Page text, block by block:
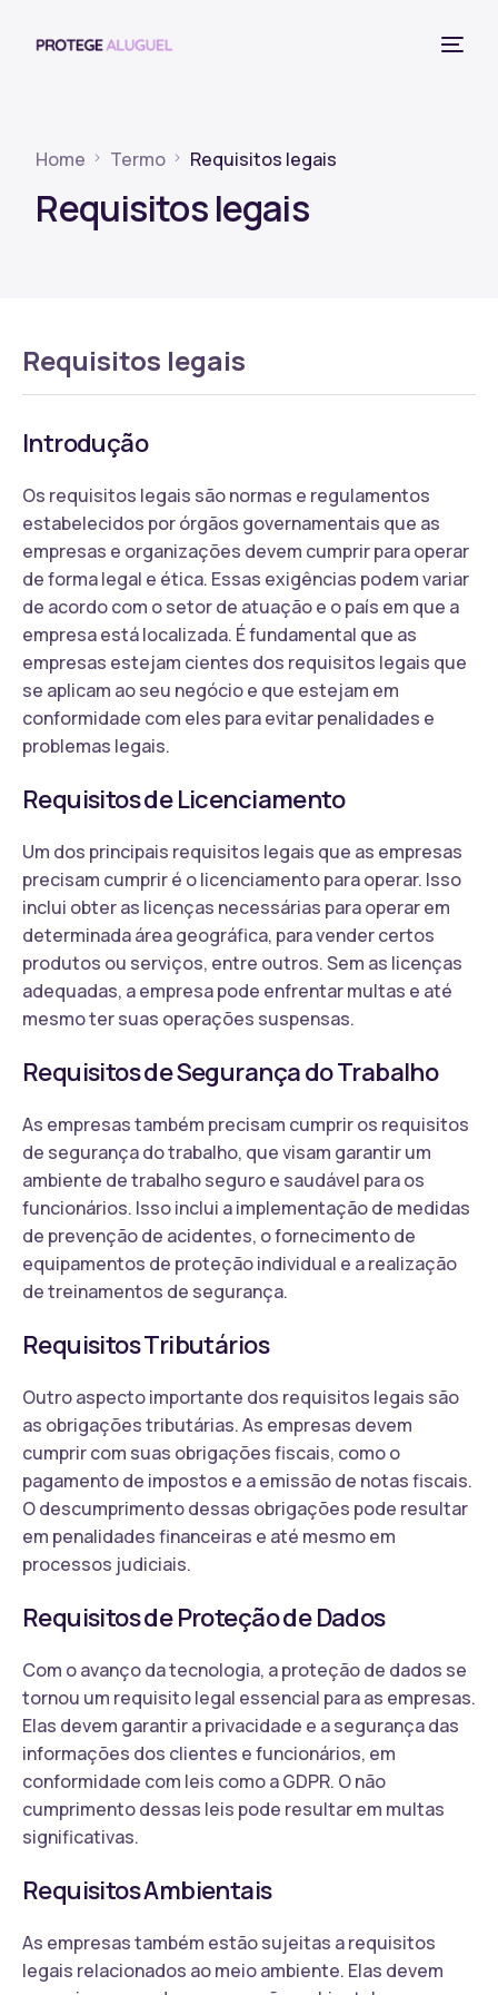
Home Termo Requisitos legais
Requisitos legais
Requisitos legais
Introdução
Os requisitos legais são normas e regulamentos
estabelecidos por órgãos governamentais que as
empresas e organizações devem cumprir para operar
de forma legal e ética. Essas exigências podem variar
de acordo com o setor de atuação e o país em que a
empresa está localizada. É fundamental que as
empresas estejam cientes dos requisitos legais que
se aplicam ao seu negócio e que estejam em
conformidade com eles para evitar penalidades e
problemas legais.
Requisitos de Licenciamento
Um dos principais requisitos legais que as empresas
precisam cumprir é o licenciamento para operar. Isso
inclui obter as licenças necessárias para operar em
determinada área geográfica, para vender certos
produtos ou serviços, entre outros. Sem as licenças
adequadas, a empresa pode enfrentar multas e até
mesmo ter suas operações suspensas.
Requisitos de Segurança do Trabalho
As empresas também precisam cumprir os requisitos
de segurança do trabalho, que visam garantir um
ambiente de trabalho seguro e saudável para os
funcionários. Isso inclui a implementação de medidas
de prevenção de acidentes, o fornecimento de
equipamentos de proteção individual e a realização
de treinamentos de segurança.
Requisitos Tributários
Outro aspecto importante dos requisitos legais são
as obrigações tributárias. As empresas devem
cumprir com suas obrigações fiscais, como o
pagamento de impostos e a emissão de notas fiscais.
O descumprimento dessas obrigações pode resultar
em penalidades financeiras e até mesmo em
processos judiciais.
Requisitos de Proteção de Dados
Com o avanço da tecnologia, a proteção de dados se
tornou um requisito legal essencial para as empresas.
Elas devem garantir a privacidade e a segurança das
informações dos clientes e funcionários, em
conformidade com leis como a GDPR. O não
cumprimento dessas leis pode resultar em multas
significativas.
Requisitos Ambientais
As empresas também estão sujeitas a requisitos
legais relacionados ao meio ambiente. Elas devem